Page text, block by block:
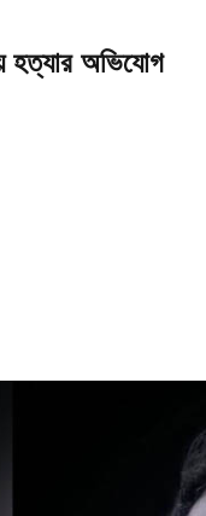
হত্যার অভিযোগ